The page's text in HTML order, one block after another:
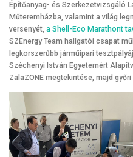
Építőanyag- és Szerkezetvizsgáló
Műteremházba, valamint a világ
versenyét, a Shell-Eco Marathont
SZEnergy Team hallgatói csapat
legkorszerűbb járműipari
Széchenyi István Egyetemért
ZalaZONE megtekintése, majd